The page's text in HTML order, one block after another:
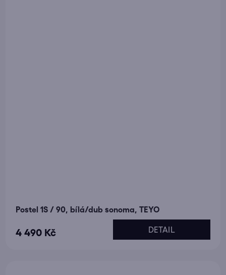
Postel 1S / 90, bílá/dub sonoma, TEYO
4 490 Kč DETAIL